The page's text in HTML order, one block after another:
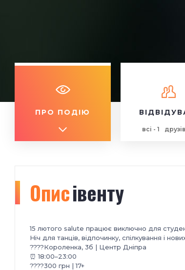
ПРО ПОДІЮ
всі - 1
Описівенту
15 лютого salute працює виключно для
Ніч для танців, відпочинку, спілкування і
????Короленка, 3б | Центр Дніпра
⏰ 18:00–23:00
????️300 грн | 17+